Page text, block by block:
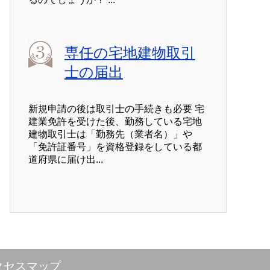
専任の宅地建物取引
士の届出
新規申請の後は取引士の手続きも必要 宅
建業免許を受けた後、勤務している宅地
建物取引士は「勤務先（業者名）」や
「免許証番号」を資格登録をしている都
道府県に届け出...
セスマップ